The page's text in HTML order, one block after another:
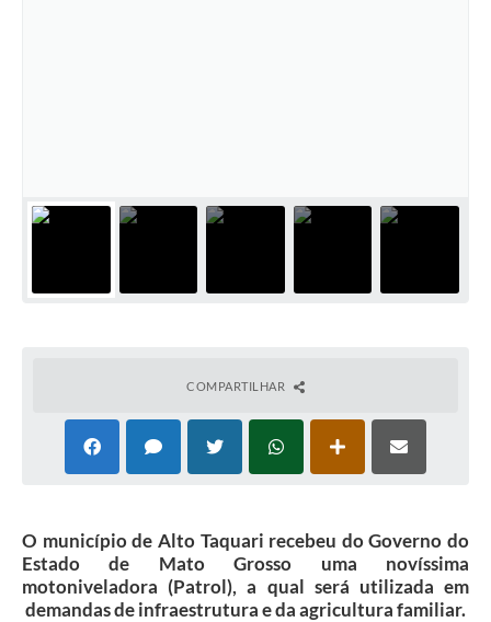
COMPARTILHAR
O município de Alto Taquari recebeu do Governo do
Estado de Mato Grosso uma novíssima
motoniveladora (Patrol), a qual será utilizada em
demandas de infraestrutura e da agricultura familiar.